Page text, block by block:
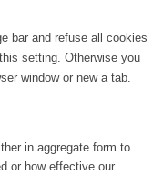
bar and refuse all cookies
setting. Otherwise you
window or new a tab.
in aggregate form to
or how effective our